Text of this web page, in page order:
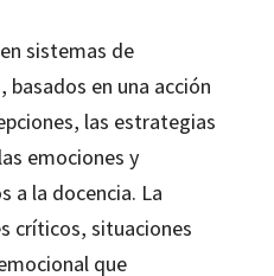
sistemas de
en una acción
las estrategias
emociones y
a la docencia. La
críticos, situaciones
que